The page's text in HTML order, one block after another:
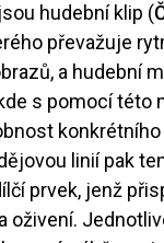
hudební klip (
převažuje
a hudební
s pomocí této
konkrétního
linií pak
prvek, jenž
oživení.